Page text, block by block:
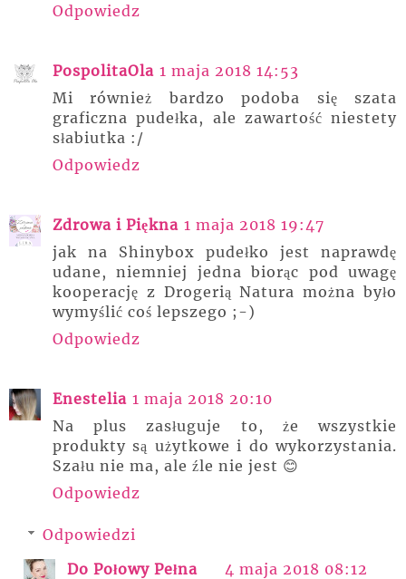
Odpowiedz
PospolitaOla 1 maja 2018 14:53
Mi również bardzo podoba się szata
graficzna pudełka, ale zawartość niestety
słabiutka :/
Odpowiedz
Zdrowa i Piękna 1 maja 2018 19:47
jak na Shinybox pudełko jest naprawdę
udane, niemniej jedna biorąc pod uwagę
kooperację z Drogerią Natura można było
wymyślić coś lepszego ;-)
Odpowiedz
Enestelia 1 maja 2018 20:10
Na plus zasługuje to, że wszystkie
produkty są użytkowe i do wykorzystania.
Szału nie ma, ale źle nie jest 😊
Odpowiedz
Odpowiedzi
Do Połowy Pełna
4 maja 2018 08:12